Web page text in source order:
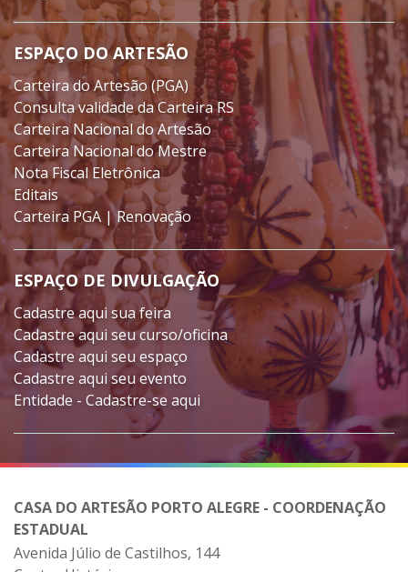
ESPAÇO DO ARTESÃO
Carteira do Artesão (PGA)
Consulta validade da Carteira RS
Carteira Nacional do Artesão
Carteira Nacional do Mestre
Nota Fiscal Eletrônica
Editais
Carteira PGA | Renovação
ESPAÇO DE DIVULGAÇÃO
Cadastre aqui sua feira
Cadastre aqui seu curso/oficina
Cadastre aqui seu espaço
Cadastre aqui seu evento
Entidade - Cadastre-se aqui
CASA DO ARTESÃO PORTO ALEGRE - COORDENAÇÃO
ESTADUAL
Avenida Júlio de Castilhos, 144